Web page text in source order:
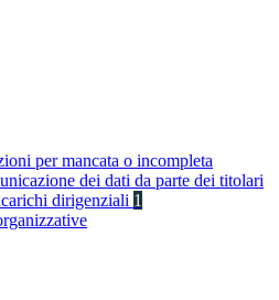
per mancata o incompleta
dei dati da parte dei titolari
dirigenziali 1